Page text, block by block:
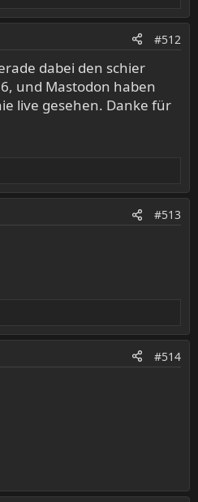
#512
dabei den schier
und Mastodon haben
live gesehen. Danke für
#513
#514